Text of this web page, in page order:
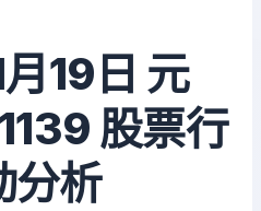
19日 元
股票行
分析